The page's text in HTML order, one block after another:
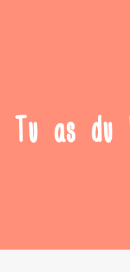
Tu as du